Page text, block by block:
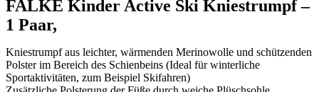
FALKE Kinder Active Ski Kniestrumpf –
1 Paar,
Kniestrumpf aus leichter, wärmenden Merinowolle und schützenden
Polster im Bereich des Schienbeins (Ideal für winterliche
Sportaktivitäten, zum Beispiel Skifahren)